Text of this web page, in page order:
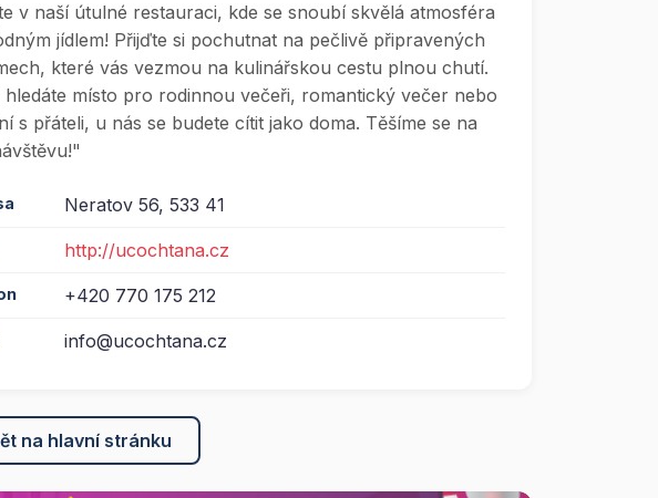
v naší útulné restauraci, kde se snoubí skvělá atmosféra
jídlem! Přijďte si pochutnat na pečlivě připravených
které vás vezmou na kulinářskou cestu plnou chutí.
místo pro rodinnou večeři, romantický večer nebo
s přáteli, u nás se budete cítit jako doma. Těšíme se na
Neratov 56, 533 41
http://ucochtana.cz
+420 770 175 212
info@ucochtana.cz
na hlavní stránku